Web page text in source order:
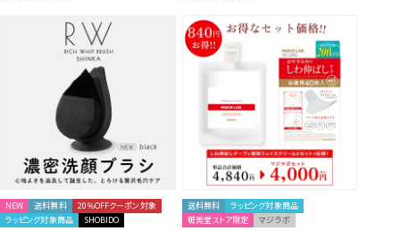
堂 SHOBIDO
NEW 送料無料
20％OFFクーポン対象
ラッピング対象商品
SHOBIDO
送料無料
ラッピング対象商品
粧美堂ストア限定
マジラボ